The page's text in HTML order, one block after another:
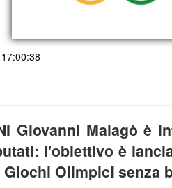
Giovanni Malagò è
l'obiettivo è
Olimpici senza